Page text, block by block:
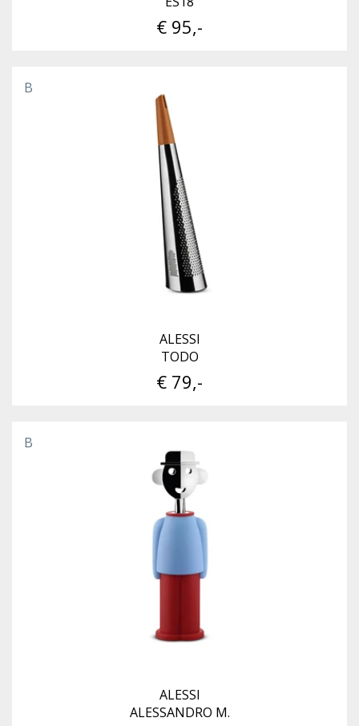
€ 95,-
B
ALESSI
TODO
€ 79,-
B
ALESSI
ALESSANDRO M.